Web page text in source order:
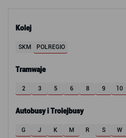
Kolej
SKM POLREGIO
Tramwaje
2 3 5 6 8 9 10
Autobusy i Trolejbusy
G J K M R S W